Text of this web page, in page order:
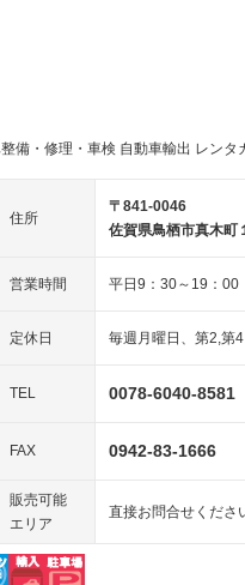
イト) － ポータブルナビ
スマートキー
3列シート
ート オットマン
後席モニター
ン
備・修理・車検 自動車輸出 レン
住所
〒841-0046
佐賀県鳥栖市真木町
営業時間 平日9：30～19：
定休日 毎週月曜日、第2,第4
TEL 0078-6040-8581
FAX 0942-83-1666
販売可能
エリア
直接お問合せくださ